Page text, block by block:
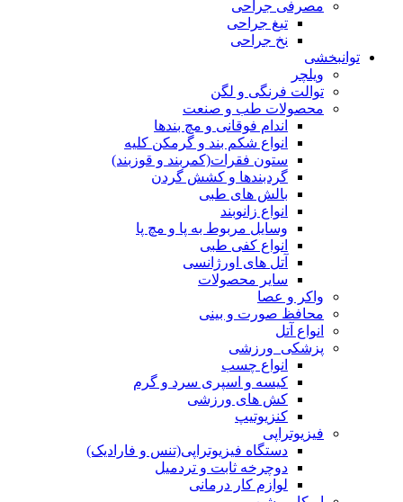
مصرفی جراحی
تیغ جراحی
نخ جراحی
توانبخشی
ویلچر
توالت فرنگی و لگن
محصولات طب و صنعت
اندام فوقانی و مچ بندها
انواع شکم بند و گرمکن کلیه
ستون فقرات(کمربند و قوزبند)
گردبندها و کشش گردن
بالش های طبی
انواع زانوبند
وسایل مربوط به پا و مچ پا
انواع کفی طبی
آتل های اورژانسی
سایر محصولات
واکر و عصا
محافظ صورت و بینی
انواع آتل
پزشکی_ورزشی
انواع چسب
کیسه و اسپری سرد و گرم
کش های ورزشی
کنزیوتیپ
فیزیوتراپی
دستگاه فیزیوتراپی(تنس و فارادیک)
دوچرخه ثابت و تردمیل
لوازم کار درمانی